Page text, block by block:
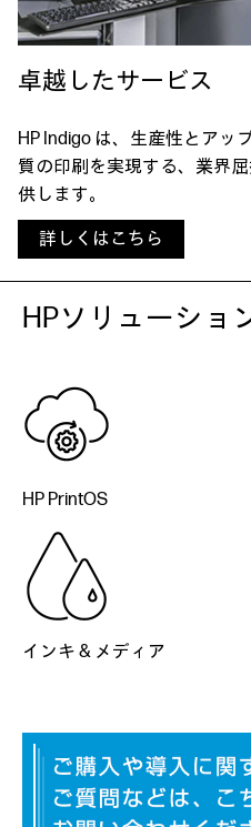
卓越したサービス
HP Indigo は、生産性とアッ
質の印刷を実現する、業界
供します。
詳しくはこちら
HPソリューショ
HP PrintOS
インキ & メディア